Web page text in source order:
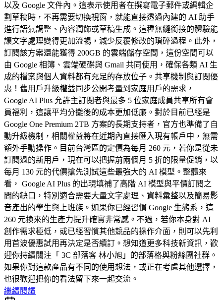
以及 Google 文件內。這表示使用者在撰寫電子郵件或編輯企
劃草稿時，不再需要切換視窗，就能直接透過內建的 AI 助手
進行語氣調整、內容潤飾或草稿生成。這種無縫銜接的體驗能
讓文字處理變得更加流暢，減少反覆修改的瑣碎過程。此外，
訂閱該方案還能獲得 200GB 的雲端儲存空間，這份空間可以
由 Google 相簿、雲端硬碟與 Gmail 共同使用，確保各類 AI 生
成的檔案與個人資料都有充足的存放位子。共享機制與訂閱優
惠！舊用戶升級權益同步公開考量到家庭用戶的需求，
Google AI Plus 允許主訂閱者與最多 5 位家庭成員共享所有會
員福利，這讓平均分攤後的成本更加低廉。對於目前已經是
Google One Premium 2TB 方案的長期支持者，官方也準備了自
動升級機制，相關權益將在近期內直接匯入現有帳戶中，無需
額外手動操作。目前台灣區的定價為每月 260 元，若你是從未
訂閱過的新用戶，現在可以把握前兩個月 5 折的限量促銷，以
每月 130 元的代價搶先測試這些最強大的 AI 模型。整體來
看， Google AI Plus 的出現填補了高階 AI 模型與平價訂閱之
間的缺口，特別適合需要大量文字處理、資料彙整以及簡易影
音產出的學生與上班族。如果你已經習慣 Google 生態系，這
260 元換來的生產力提升確實非常感。不過，若你本身對 AI
創作需求極低，或已經習慣其他競品的操作介面，則可以先利
用首波優惠試用再決定是否續訂。想知道更多科技新資訊，歡
迎你持續關注「 3C 部落客 林小旭」的部落格與粉絲團社群。
如果你對這款產品有不同的使用想法，或正在考慮其他選擇，
也很歡迎把你的看法留下來一起交流。
繼續閱讀